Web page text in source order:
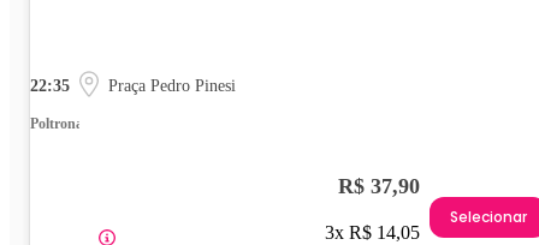
22:35 Praça Pedro Pinesi
Poltrona
R$ 37,90
3x R$ 14,05
Selecionar